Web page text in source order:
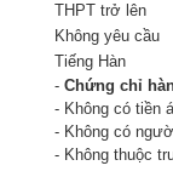
THPT trở lên
Không yêu cầu
Tiếng Hàn
- Chứng chỉ
- Không có tiền
- Không có
- Không thuộc